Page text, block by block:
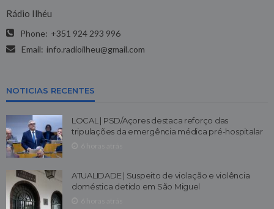
Rádio Ilhéu
Phone: +351 924 293 996
Email: info.radioilheu@gmail.com
NOTICIAS RECENTES
LOCAL | PSD/Açores destaca reforço das
tripulações da emergência médica pré-hospitalar
ATUALIDADE | Suspeito de violação e violência
doméstica detido em São Miguel